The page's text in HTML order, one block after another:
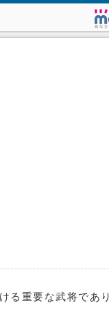
重要な武将で